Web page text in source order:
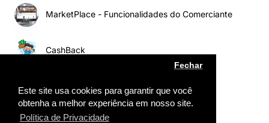
Este site usa cookies para garantir que você
obtenha a melhor experiência em nosso site.
Política de Privacidade
Fechar
MarketPlace - Funcionalidades do Comerciante
CashBack
Dual Cart